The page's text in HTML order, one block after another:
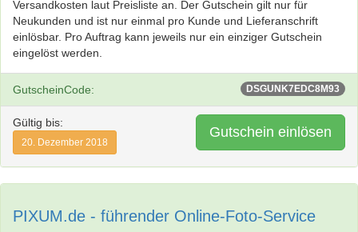
Versandkosten laut Preisliste an. Der Gutschein gilt nur für
Neukunden und ist nur einmal pro Kunde und Lieferanschrift
einlösbar. Pro Auftrag kann jeweils nur ein einziger Gutschein
eingelöst werden.
GutscheinCode: DSGUNK7EDC8M93
Gültig bis:
20. Dezember 2018
Gutschein einlösen
PIXUM.de - führender Online-Foto-Service